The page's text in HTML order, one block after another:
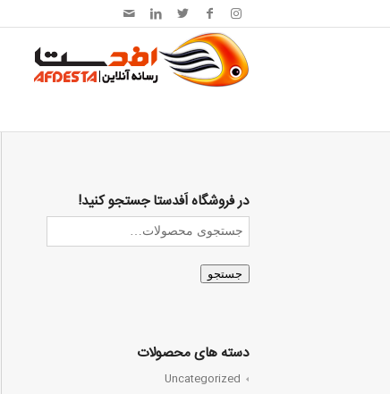
در فروشگاه اَفدستا جستجو کنید!
جستجو
دسته های محصولات
Uncategorized